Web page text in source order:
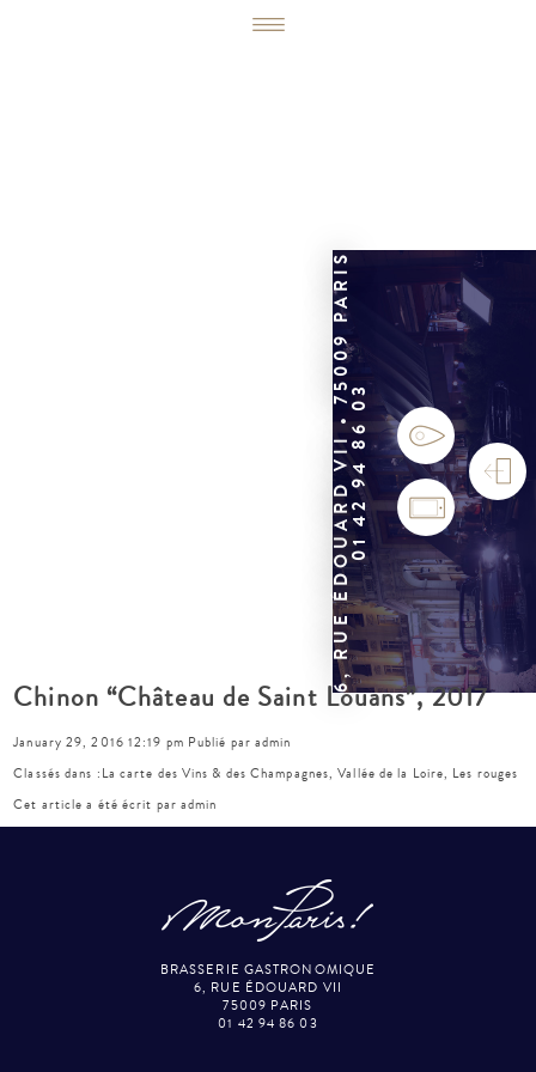
6, RUE ÉDOUARD VII • 75009 PARIS01 42 94 86 03
Chinon “Château de Saint Louans”, 2017
January 29, 2016 12:19 pm Publié par admin
Classés dans : La carte des Vins & des Champagnes,Vallée de la Loire, Les rouges
Cet article a été écrit par admin
BRASSERIE GASTRONOMIQUE
6, RUE ÉDOUARD VII
75009 PARIS
01 42 94 86 03